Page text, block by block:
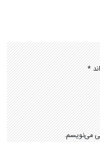
*
می‌نویسم.